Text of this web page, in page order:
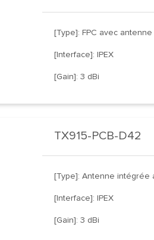
[Type]: FPC avec
[Interface]: IPEX
[Gain]: 3 dBi
TX915-PCB-D42
[Type]: Antenne intégrée
[Interface]: IPEX
[Gain]: 3 dBi